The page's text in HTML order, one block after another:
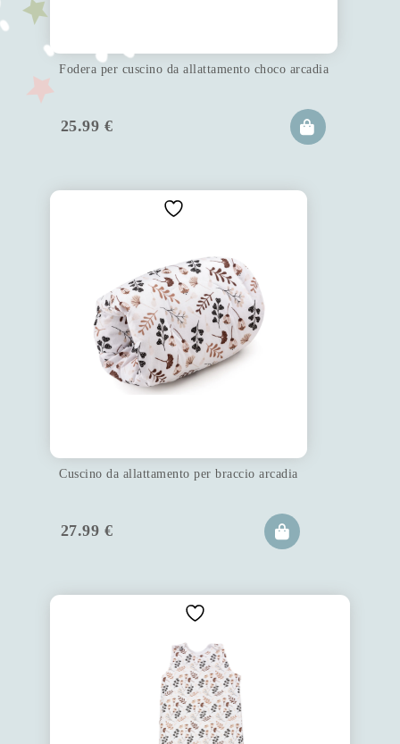
Fodera per cuscino da allattamento choco arcadia
25.99 €
Cuscino da allattamento per braccio arcadia
27.99 €